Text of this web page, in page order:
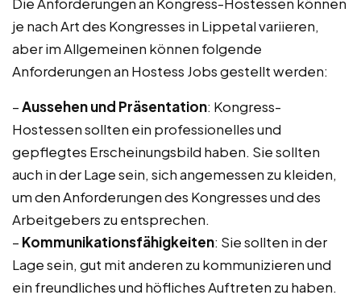
je nach Art des Kongresses in Lippetal variieren,
aber im Allgemeinen können folgende
Anforderungen an Hostess Jobs gestellt werden:
–Aussehen und Präsentation: Kongress-
Hostessen sollten ein professionelles und
gepflegtes Erscheinungsbild haben. Sie sollten
auch in der Lage sein, sich angemessen zu kleiden,
um den Anforderungen des Kongresses und des
Arbeitgebers zu entsprechen.
– Kommunikationsfähigkeiten: Sie sollten in der
Lage sein, gut mit anderen zu kommunizieren und
ein freundliches und höfliches Auftreten zu haben.